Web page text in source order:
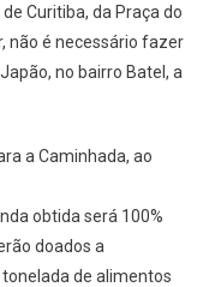
Curitiba, da Praça do
não é necessário fazer
no bairro Batel, a
a Caminhada, ao
obtida será 100%
doados a
de alimentos